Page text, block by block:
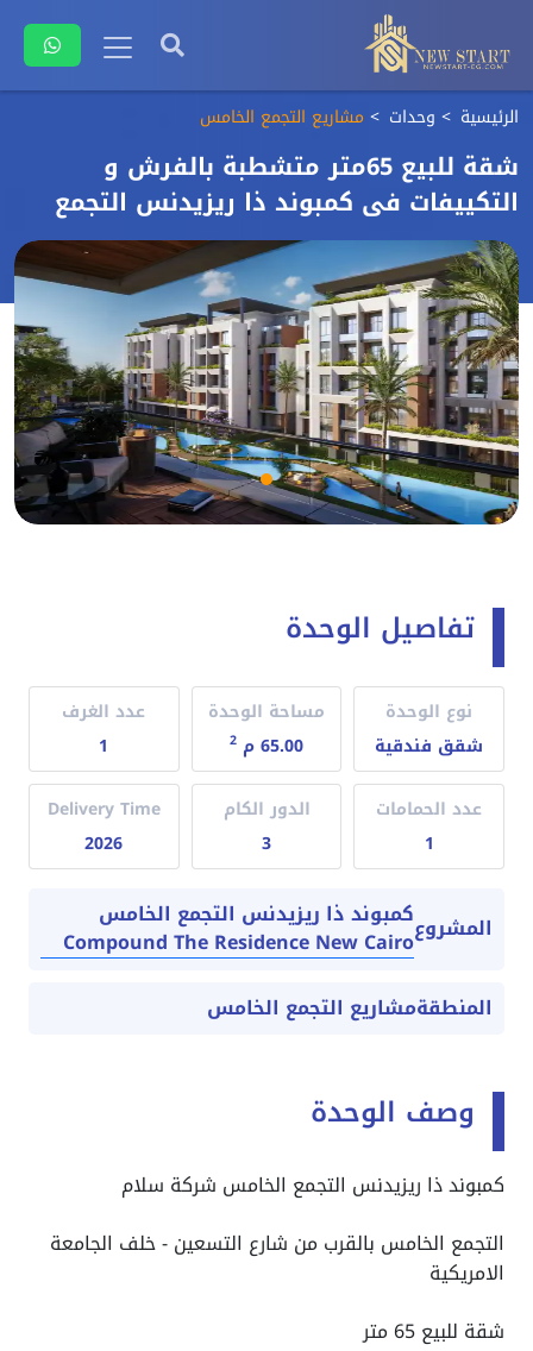
الرئيسية وحدات مشاريع التجمع الخامس
شقة للبيع 65متر متشطبة بالفرش و
التكييفات فى كمبوند ذا ريزيدنس التجمع
تفاصيل الوحدة
نوع الوحدة
شقق فندقية
مساحة الوحدة
65.00 م
2
عدد الغرف
1
عدد الحمامات
1
الدور الكام
3
Delivery Time
2026
المشروعكمبوند ذا ريزيدنس التجمع الخامس
Compound The Residence New Cairo
المنطقةمشاريع التجمع الخامس
وصف الوحدة
كمبوند ذا ريزيدنس التجمع الخامس شركة سلام
التجمع الخامس بالقرب من شارع التسعين - خلف الجامعة
الامريكية
شقة للبيع 65 متر